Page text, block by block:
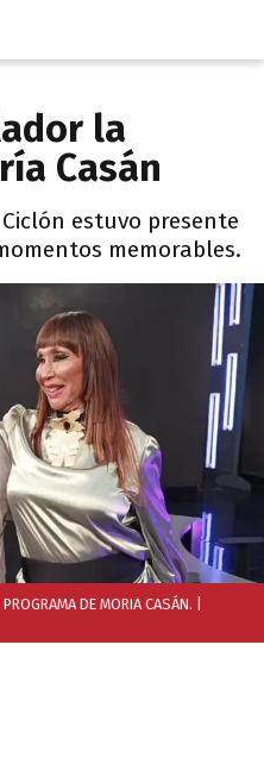
la
Casán
estuvo presente
memorables.
DE MORIA CASÁN.